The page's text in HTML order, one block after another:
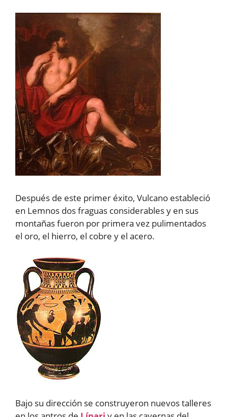
Después de este primer éxito, Vulcano estableció
en Lemnos dos fraguas considerables y en sus
montañas fueron por primera vez pulimentados
el oro, el hierro, el cobre y el acero.
Bajo su dirección se construyeron nuevos talleres